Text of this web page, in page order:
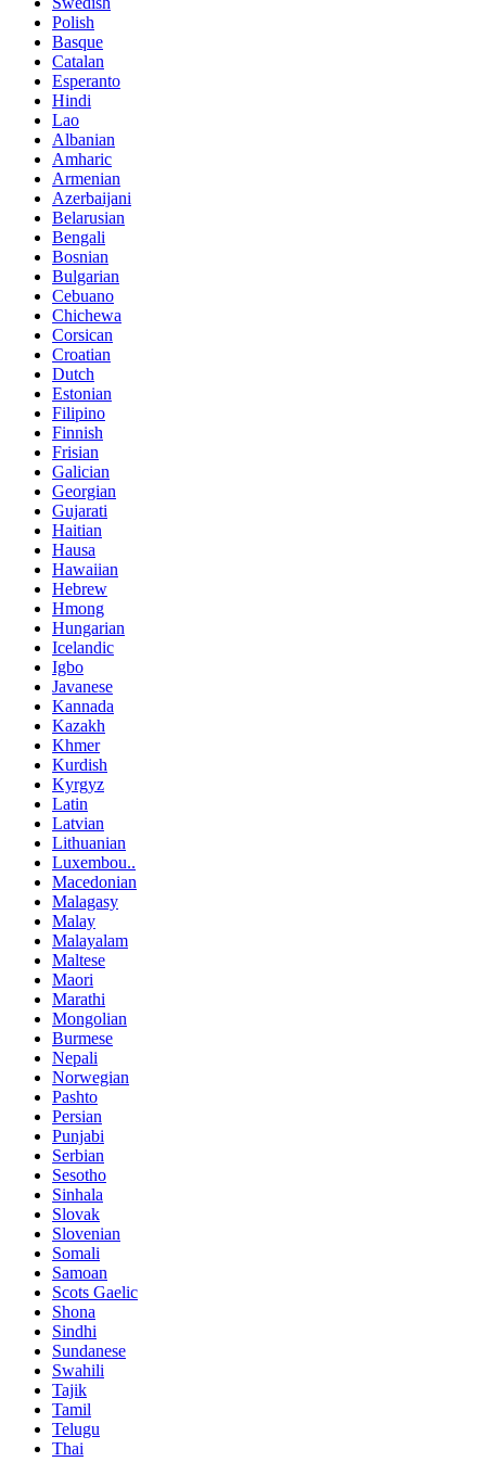
Polish
Basque
Catalan
Esperanto
Hindi
Lao
Albanian
Amharic
Armenian
Azerbaijani
Belarusian
Bengali
Bosnian
Bulgarian
Cebuano
Chichewa
Corsican
Croatian
Dutch
Estonian
Filipino
Finnish
Frisian
Galician
Georgian
Gujarati
Haitian
Hausa
Hawaiian
Hebrew
Hmong
Hungarian
Icelandic
Igbo
Javanese
Kannada
Kazakh
Khmer
Kurdish
Kyrgyz
Latin
Latvian
Lithuanian
Luxembou..
Macedonian
Malagasy
Malay
Malayalam
Maltese
Maori
Marathi
Mongolian
Burmese
Nepali
Norwegian
Pashto
Persian
Punjabi
Serbian
Sesotho
Sinhala
Slovak
Slovenian
Somali
Samoan
Scots Gaelic
Shona
Sindhi
Sundanese
Swahili
Tajik
Tamil
Telugu
Thai